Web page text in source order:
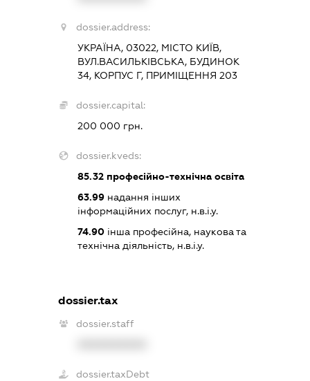
dossier.address:
УКРАЇНА, 03022, МІСТО КИЇВ,
ВУЛ.ВАСИЛЬКІВСЬКА, БУДИНОК
34, КОРПУС Г, ПРИМІЩЕННЯ 203
dossier.capital:
200 000 грн.
dossier.kveds:
85.32професійно-технічна освіта
63.99надання інших
інформаційних послуг, н.в.і.у.
74.90інша професійна, наукова та
технічна діяльність, н.в.і.у.
dossier.tax
dossier.staff
dossier.taxDebt